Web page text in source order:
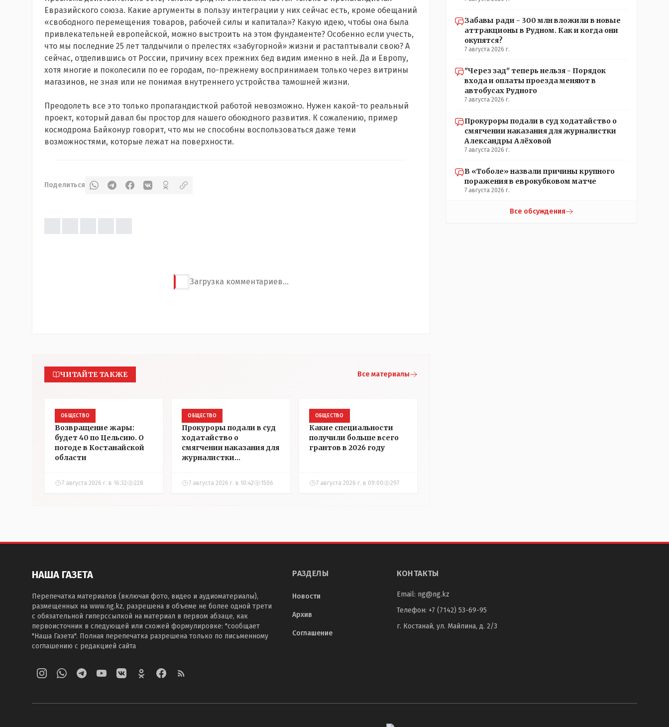
Евразийского союза. Какие аргументы в пользу интеграции у них сейчас есть, кроме обещаний
«свободного перемещения товаров, рабочей силы и капитала»? Какую идею, чтобы она была
привлекательней европейской, можно выстроить на этом фундаменте? Особенно если учесть,
что мы последние 25 лет талдычили о прелестях «забугорной» жизни и растаптывали свою? А
сейчас, отделившись от России, причину всех прежних бед видим именно в ней. Да и Европу,
хотя многие и поколесили по ее городам, по-прежнему воспринимаем только через витрины
магазинов, не зная или не понимая внутреннего устройства тамошней жизни.
Преодолеть все это только пропагандисткой работой невозможно. Нужен какой-то реальный
проект, который давал бы простор для нашего обоюдного развития. К сожалению, пример
космодрома Байконур говорит, что мы не способны воспользоваться даже теми
возможностями, которые лежат на поверхности.
Поделиться
Загрузка комментариев...
ЧИТАЙТЕ ТАКЖЕ Все материалы
ОБЩЕСТВО
Возвращение жары:
будет 40 по Цельсию. О
погоде в Костанайской
области
7 августа 2026 г. в 16:32 228
ОБЩЕСТВО
Прокуроры подали в суд
ходатайство о
смягчении наказания для
журналистки
7 августа 2026 г. в 10:42 1506
ОБЩЕСТВО
Какие специальности
получили больше всего
грантов в 2026 году
7 августа 2026 г. в 09:00 297
Забавы ради - 300 млн вложили в новые
аттракционы в Рудном. Как и когда они
окупятся?
7 августа 2026 г.
"Через зад" теперь нельзя - Порядок
входа и оплаты проезда меняют в
автобусах Рудного
7 августа 2026 г.
Прокуроры подали в суд ходатайство о
смягчении наказания для журналистки
Александры Алёховой
7 августа 2026 г.
В «Тоболе» назвали причины крупного
поражения в еврокубковом матче
7 августа 2026 г.
Все обсуждения
НАША ГАЗЕТА
Перепечатка материалов (включая фото, видео и аудиоматериалы),
размещенных на www.ng.kz, разрешена в объеме не более одной трети
с обязательной гиперссылкой на материал в первом абзаце, как
первоисточник в следующей или схожей формулировке: "сообщает
"Наша Газета". Полная перепечатка разрешена только по письменному
соглашению с редакцией сайта
РАЗДЕЛЫ
Новости
Архив
Соглашение
КОНТАКТЫ
Email: ng@ng.kz
Телефон: +7 (7142) 53-69-95
г. Костанай, ул. Майлина, д. 2/3